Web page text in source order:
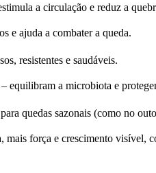
a circulação e reduz a
e ajuda a combater a queda.
resistentes e saudáveis.
equilibram a microbiota e
quedas sazonais (como no
mais força e crescimento visível,